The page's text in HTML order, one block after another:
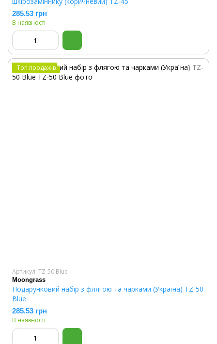
285.53 грн
В наявності
Топ продажів
Артикул: TZ-50 Blue
Moongrass
Подарунковий набір з флягою та чарками (Україна) TZ-50
Blue
285.53 грн
В наявності